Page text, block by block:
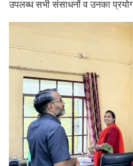
उपलब्ध सभी संसाधनों व उनका